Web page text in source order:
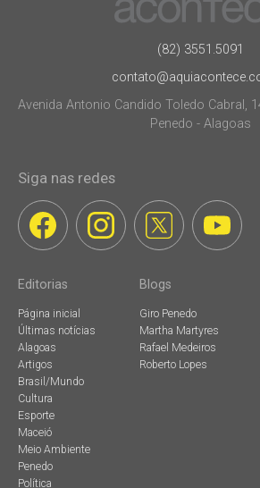
(82) 3551.5091
Avenida Antonio Candido Toledo Cabral,
Penedo - Alagoas
Siga nas redes
Editorias
Página inicial
Últimas notícias
Alagoas
Artigos
Brasil/Mundo
Cultura
Esporte
Maceió
Meio Ambiente
Penedo
Política
Blogs
Giro Penedo
Martha Martyres
Rafael Medeiros
Roberto Lopes